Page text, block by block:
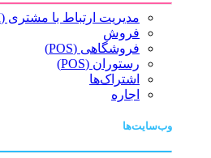
مدیریت ارتباط با مشتری (CRM)
فروش
فروشگاهی (POS)
رستوران (POS)
اشتراک‌ها
اجاره
وب‌سایت‌ها